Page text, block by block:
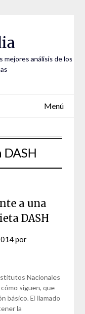
mejores análisis de los
Menú
DASH
a una
DASH
por
Nacionales
siguen, que
básico. El llamado
la